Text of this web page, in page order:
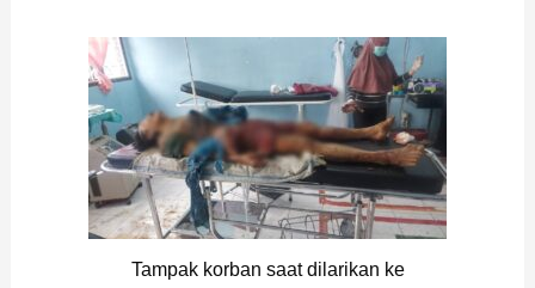
Tampak korban saat dilarikan ke